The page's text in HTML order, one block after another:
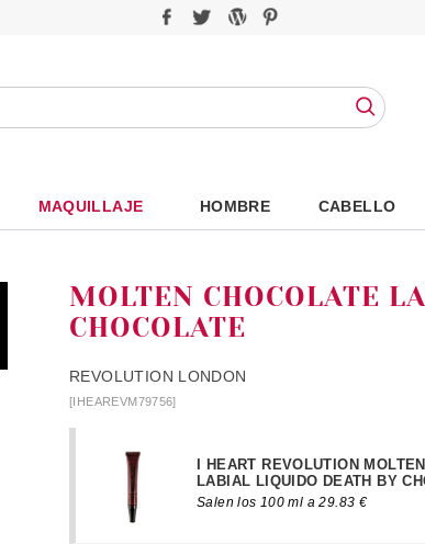
MAQUILLAJE HOMBRE CABELLO
MOLTEN CHOCOLATE
CHOCOLATE
REVOLUTION LONDON
[IHEAREVM79756]
I HEART REVOLUTION
LABIAL LIQUIDO DEATH BY
Salen los 100 ml a 29.83 €